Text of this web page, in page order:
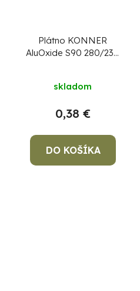
Plátno KONNER
AluOxide S90 280/230
skladom
0,38 €
DO KOŠÍKA